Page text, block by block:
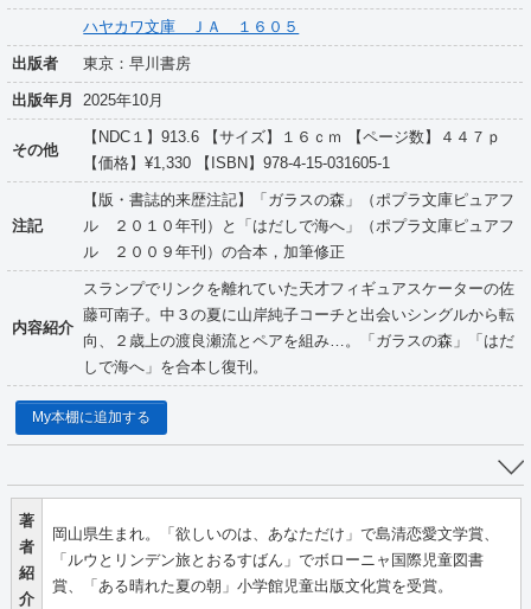
ハヤカワ文庫 ＪＡ １６０５
出版者 東京：早川書房
出版年月 2025年10月
その他
【NDC１】913.6 【サイズ】１６ｃｍ 【ページ数】４４７ｐ
【価格】¥1,330 【ISBN】978-4-15-031605-1
注記
【版・書誌的来歴注記】「ガラスの森」（ポプラ文庫ピュアフ
ル ２０１０年刊）と「はだしで海へ」（ポプラ文庫ピュアフ
ル ２００９年刊）の合本，加筆修正
内容紹介
スランプでリンクを離れていた天才フィギュアスケーターの佐
藤可南子。中３の夏に山岸純子コーチと出会いシングルから転
向、２歳上の渡良瀬流とペアを組み…。「ガラスの森」「はだ
しで海へ」を合本し復刊。
My本棚に追加する
著
者
紹
介
岡山県生まれ。「欲しいのは、あなただけ」で島清恋愛文学賞、
「ルウとリンデン旅とおるすばん」でボローニャ国際児童図書
賞、「ある晴れた夏の朝」小学館児童出版文化賞を受賞。